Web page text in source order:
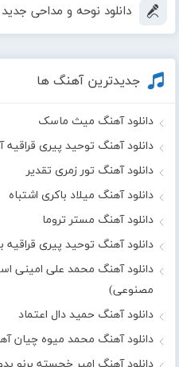
دانلود نوحه و مداحی جدید
جدیدترین آهنگ ها
دانلود آهنگ میث ماسک
دانلود آهنگ توحید پیری
دانلود آهنگ تور زمری تقدیر
دانلود آهنگ میلاد باکری اشتباه
دانلود آهنگ مستر تروما
دانلود آهنگ توحید پیری
دانلود آهنگ محمد علی امینی
مصنوعی)
دانلود آهنگ حمید دال اعتماد
دانلود آهنگ محمد میوه چیان